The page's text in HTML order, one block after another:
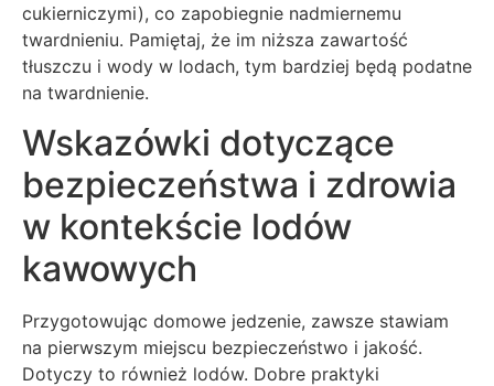
cukierniczymi), co zapobiegnie nadmiernemu
twardnieniu. Pamiętaj, że im niższa zawartość
tłuszczu i wody w lodach, tym bardziej będą podatne
na twardnienie.
Wskazówki dotyczące
bezpieczeństwa i zdrowia
w kontekście lodów
kawowych
Przygotowując domowe jedzenie, zawsze stawiam
na pierwszym miejscu bezpieczeństwo i jakość.
Dotyczy to również lodów. Dobre praktyki